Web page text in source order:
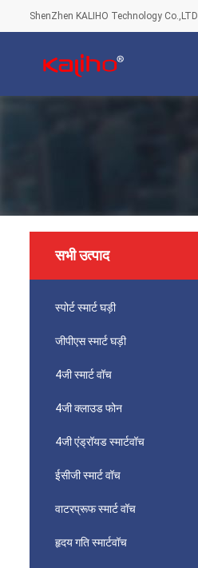
ShenZhen KALIHO Technology Co.,LTD
सभी उत्पाद
स्पोर्ट स्मार्ट घड़ी
जीपीएस स्मार्ट घड़ी
4जी स्मार्ट वॉच
4जी क्लाउड फोन
4जी एंड्रॉयड स्मार्टवॉच
ईसीजी स्मार्ट वॉच
वाटरप्रूफ स्मार्ट वॉच
हृदय गति स्मार्टवॉच